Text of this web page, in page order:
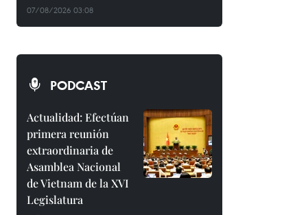
07/08/2026 03:08
PODCAST
Actualidad: Efectúan
primera reunión
extraordinaria de
Asamblea Nacional
de Vietnam de la XVI
Legislatura